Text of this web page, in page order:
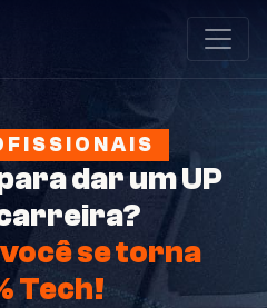
dar um UP
você se torna
Tech!